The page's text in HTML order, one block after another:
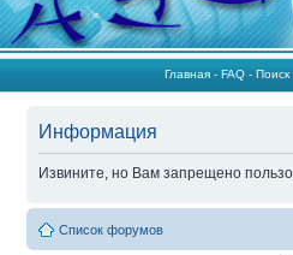
Главная - FAQ - Поиск
Информация
Извините, но Вам запрещено
Список форумов